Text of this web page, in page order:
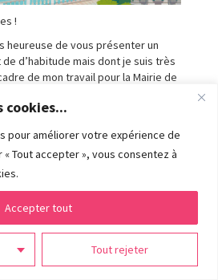
cookies...
pour améliorer votre expérience de
« Tout accepter », vous consentez à
Tout rejeter
Accepter tout
!
heureuse de vous présenter un
d’habitude mais dont je suis très
de mon travail pour la Mairie de
année de donner un coup de frais
Les Jeudis de l’Été . C’est une
réunit chaque semaine les gens
foodtrucks dans une ambiance
les vacances. Nous avons eu envie
jardin public où se tiennent les
de l’illustration, dans un
très tendance, et redesigné le